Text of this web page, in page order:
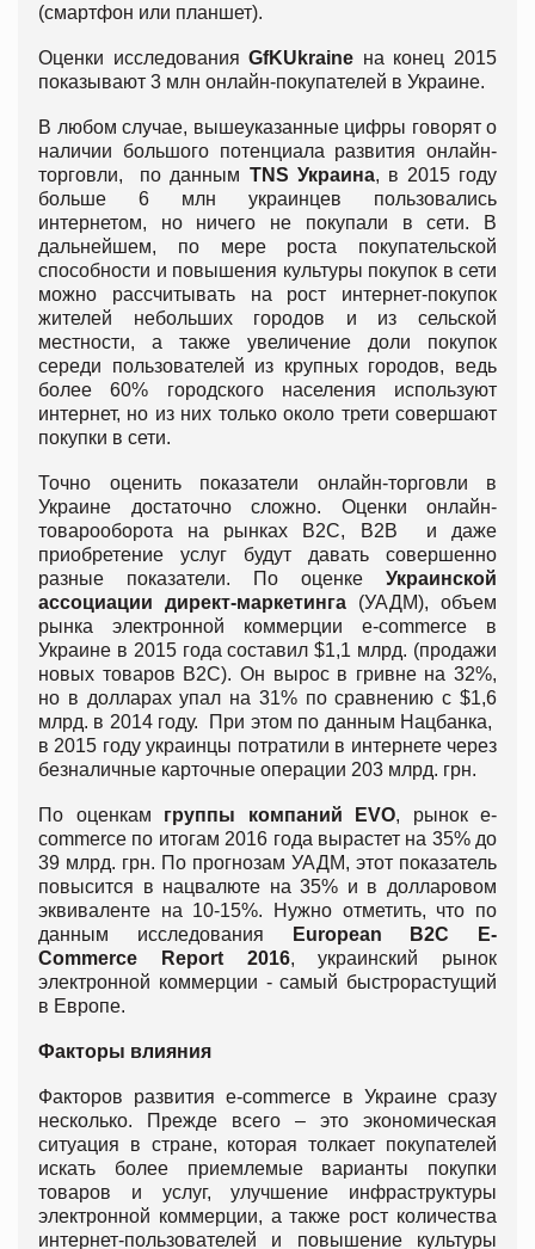
(смартфон или планшет).
Оценки исследованияGfKUkraine на конец 2015
показывают 3 млн онлайн-покупателей в Украине.
В любом случае, вышеуказанные цифры говорят о
наличии большого потенциала развития онлайн-
торговли, по данным TNS Украина, в 2015 году
больше 6 млн украинцев пользовались
интернетом, но ничего не покупали в сети. В
дальнейшем, по мере роста покупательской
способности и повышения культуры покупок в сети
можно рассчитывать на рост интернет-покупок
жителей небольших городов и из сельской
местности, а также увеличение доли покупок
середи пользователей из крупных городов, ведь
более 60% городского населения используют
интернет, но из них только около трети совершают
покупки в сети.
Точно оценить показатели онлайн-торговли в
Украине достаточно сложно. Оценки онлайн-
товарооборота на рынках В2С, В2В и даже
приобретение услуг будут давать совершенно
разные показатели. По оценке Украинской
ассоциации директ-маркетинга (УАДМ), объем
рынка электронной коммерции e-commerce в
Украине в 2015 года составил $1,1 млрд. (продажи
новых товаров B2C). Он вырос в гривне на 32%,
но в долларах упал на 31% по сравнению с $1,6
млрд. в 2014 году. При этом по данным Нацбанка,
в 2015 году украинцы потратили в интернете через
безналичные карточные операции 203 млрд. грн.
По оценкам группы компаний EVO, рынок e-
commerce по итогам 2016 года вырастет на 35% до
39 млрд. грн. По прогнозам УАДМ, этот показатель
повысится в нацвалюте на 35% и в долларовом
эквиваленте на 10-15%. Нужно отметить, что по
данным исследования
European B2C E-
Commerce Report 2016, украинский рынок
электронной коммерции - самый быстрорастущий
в Европе.
Факторы влияния
Факторов развития e-commerce в Украине сразу
несколько. Прежде всего – это экономическая
ситуация в стране, которая толкает покупателей
искать более приемлемые варианты покупки
товаров и услуг, улучшение инфраструктуры
электронной коммерции, а также рост количества
интернет-пользователей и повышение культуры